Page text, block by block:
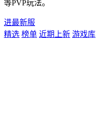
等PVP玩法。
进最新服
精选 榜单 近期上新 游戏库